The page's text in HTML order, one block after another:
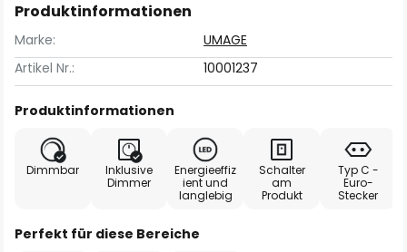
Produktinformationen
Marke:
UMAGE
Artikel Nr.:
10001237
Produktinformationen
Dimmbar
Inklusive
Dimmer
Energieeffiz
ient und
langlebig
Schalter
am
Produkt
Typ C -
Euro-
Stecker
Perfekt für diese Bereiche